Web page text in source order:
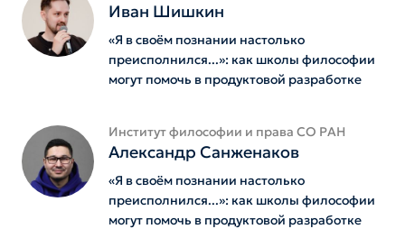
Иван Шишкин
«Я в своём познании настолько
преисполнился...»: как школы философии
могут помочь в продуктовой разработке
Институт философии и права СО РАН
Александр Санженаков
«Я в своём познании настолько
преисполнился...»: как школы философии
могут помочь в продуктовой разработке